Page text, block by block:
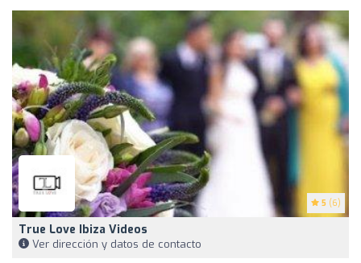
5 (6)
True Love Ibiza Videos
Ver dirección y datos de contacto